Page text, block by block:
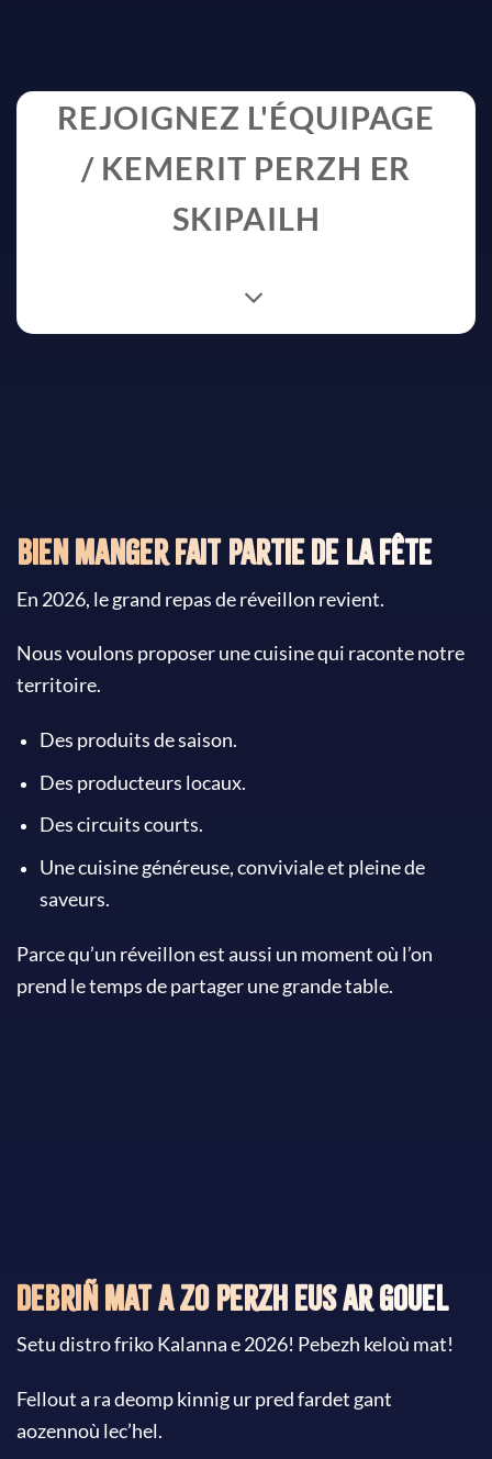
REJOIGNEZ L'ÉQUIPAGE
/ KEMERIT PERZH ER
SKIPAILH
Bien manger fait partie de la fête
En 2026, le grand repas de réveillon revient.
Nous voulons proposer une cuisine qui raconte notre
territoire.
Des produits de saison.
Des producteurs locaux.
Des circuits courts.
Une cuisine généreuse, conviviale et pleine de
saveurs.
Parce qu’un réveillon est aussi un moment où l’on
prend le temps de partager une grande table.
Debriñ mat a zo perzh eus ar gouel
Setu distro friko Kalanna e 2026! Pebezh keloù mat!
Fellout a ra deomp kinnig ur pred fardet gant
aozennoù lec’hel.